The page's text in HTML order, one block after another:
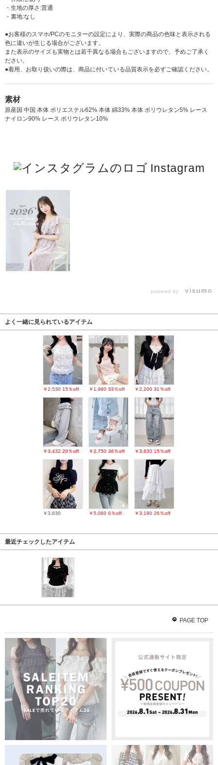
・生地の厚さ:普通
・裏地:なし
●お客様のスマホ/PCのモニターの設定により、実際の商品の色味と表示される
色に違いが生じる場合がございます。
また表示のサイズも実物とは若干異なる場合もございますので、予めご了承く
ださい。
●着用、お取り扱いの際は、商品に付いている品質表示を必ずご確認ください。
素材
原産国 中国 本体 ポリエステル62% 本体 綿33% 本体 ポリウレタン5% レース
ナイロン90% レース ポリウレタン10%
Instagram
powered by
よく一緒に見られているアイテム
￥2,530 15％off ￥1,980 33％off ￥2,200 31％off
￥3,432 20％off ￥2,750 36％off ￥3,630 15％off
￥3,630 ￥5,060 6％off ￥3,190 26％off
最近チェックしたアイテム
PAGE TOP